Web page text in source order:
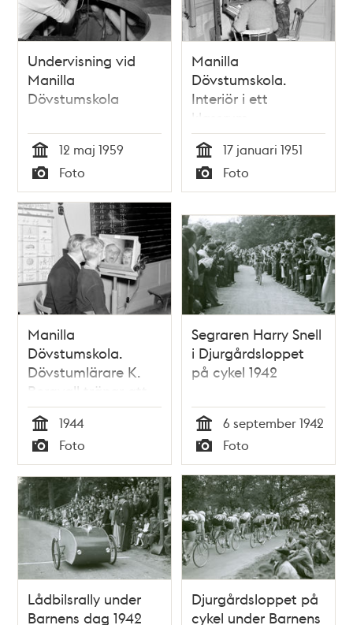
Undervisning vid
Manilla
Dövstumskola
Tid
12 maj 1959
Typ
Foto
Manilla
Dövstumskola.
Interiör i ett
klassrum
Tid
17 januari 1951
Typ
Foto
Manilla
Dövstumskola.
Dövstumlärare K.
Bergvall tränar att
tala med en 7-årig
pojke.
Tid
1944
Typ
Foto
Segraren Harry Snell
i Djurgårdsloppet
på cykel 1942
Tid
6 september 1942
Typ
Foto
Lådbilsrally under
Barnens dag 1942
Djurgårdsloppet på
cykel under Barnens